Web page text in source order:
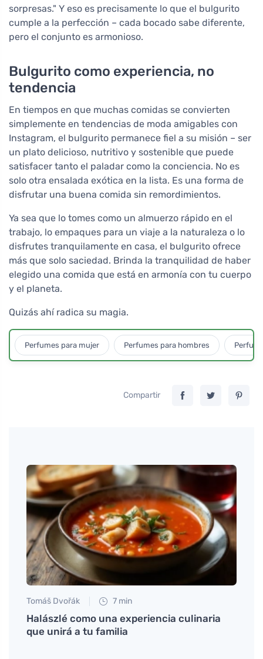
sorpresas." Y eso es precisamente lo que el bulgurito
cumple a la perfección – cada bocado sabe diferente,
pero el conjunto es armonioso.
Bulgurito como experiencia, no
tendencia
En tiempos en que muchas comidas se convierten
simplemente en tendencias de moda amigables con
Instagram, el bulgurito permanece fiel a su misión – ser
un plato delicioso, nutritivo y sostenible que puede
satisfacer tanto el paladar como la conciencia. No es
solo otra ensalada exótica en la lista. Es una forma de
disfrutar una buena comida sin remordimientos.
Ya sea que lo tomes como un almuerzo rápido en el
trabajo, lo empaques para un viaje a la naturaleza o lo
disfrutes tranquilamente en casa, el bulgurito ofrece
más que solo saciedad. Brinda la tranquilidad de haber
elegido una comida que está en armonía con tu cuerpo
y el planeta.
Quizás ahí radica su magia.
Perfumes para mujer Perfumes para hombres
Compartir
Tomáš Dvořák 7 min
Halászlé como una experiencia culinaria
que unirá a tu familia